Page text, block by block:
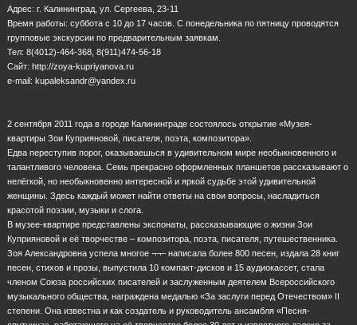
Адрес: г. Калининград, ул. Сергеева, 23-11
Время работы: суббота с 10 до 17 часов. С понедельника по пятницу проводятся
групповые экскурсии по предварительным заявкам.
Тел: 8(4012)-464-368, 8(911)474-56-18
Сайт: http://zoya-kupriyanova.ru
e-mail: kupaleksandr@yandex.ru
2 сентября 2011 года в городе Калининграде состоялось открытие «Музея-
квартиры Зои Куприяновой, писателя, поэта, композитора».
Едва переступив порог, оказываешься в удивительном мире необыкновенного и
талантливого человека. Семь прекрасно оформленных планшетов рассказывают о
нелёгкой, но необыкновенно интересной и яркой судьбе этой удивительной
женщины. Здесь каждый может найти ответы на свои вопросы, насладиться
красотой поэзии, музыки и слога.
В музее-квартире представлены экспонаты, рассказывающие о жизни Зои
Куприяновой и её творчестве – композитора, поэта, писателя, путешественника.
Зоя Александровна успела многое ¬¬– написала более 800 песен, издала 28 книг
песен, стихов и прозы, выпустила 10 компакт-дисков и 15 аудиокассет, стала
членом Союза российских писателей и заслуженным деятелем Всероссийского
музыкального общества, награждена медалью «За заслуги перед Отечеством» II
степени. Она известна и как создатель и руководитель ансамбля «Песня-